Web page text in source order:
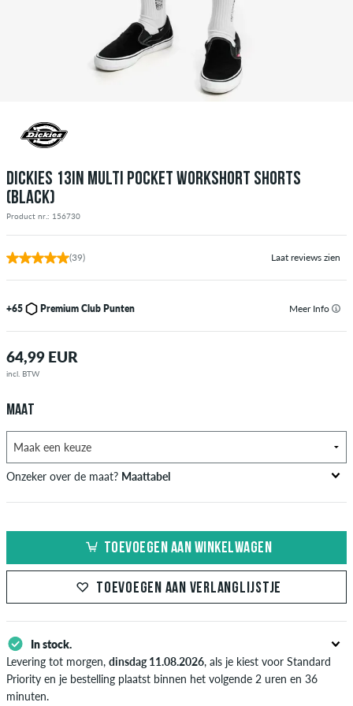
DICKIES 13IN MULTI POCKET WORKSHORT SHORTS
(BLACK)
Product nr.: 156730
(39) Laat reviews zien
+65 Premium Club Punten Meer Info
64,99 EUR
incl. BTW
MAAT
Onzeker over de maat? Maattabel
26-27 66-69
28-29 71-73,5
M 32-33
L 34 86
TOEVOEGEN AAN WINKELWAGEN
TOEVOEGEN AAN VERLANGLIJSTJE
In stock.
Levering tot morgen, dinsdag 11.08.2026, als je kiest voor Standard
Priority en je bestelling plaatst binnen het volgende 2 uren en 36
minuten.